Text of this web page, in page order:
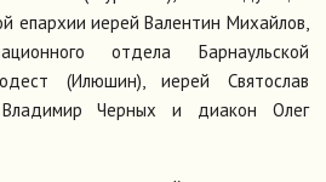
епархии иерей Валентин Михайлов,
отдела Барнаульской
(Илюшин), иерей Святослав
Владимир Черных и диакон Олег